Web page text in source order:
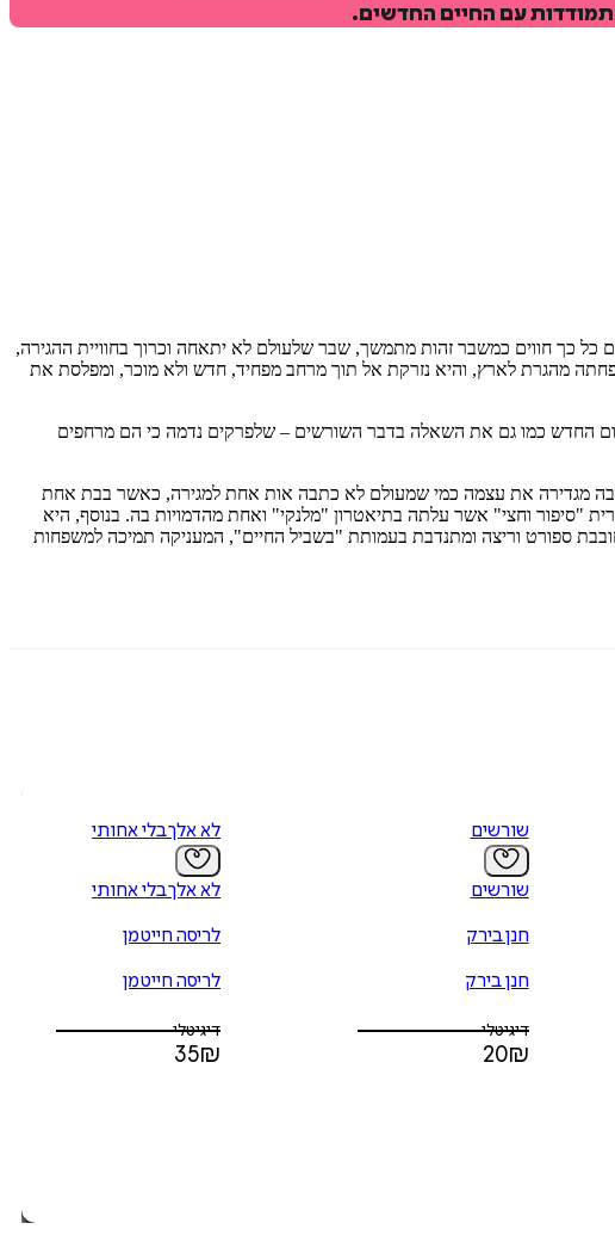
עם החיים החדשים.
כך חווים כמשבר זהות מתמשך, שבר שלעולם לא יתאחה וכרוך בחוויית ההגירה,
מהגרת לארץ, והיא נזרקת אל תוך מרחב מפחיד, חדש ולא מוכר, ומפלסת את
החדש כמו גם את השאלה בדבר השורשים – שלפרקים נדמה כי הם מרחפים
מגדירה את עצמה כמי שמעולם לא כתבה אות אחת למגירה, כאשר בבת אחת
11, וכן הייתה אחת מהיוצרות של ההצגה הדוקומנטרית "סיפור וחצי" אשר עלתה בתיאטרון "מלנקי" ואחת מהדמויות בה. בנוסף, היא
ספורט וריצה ומתנדבת בעמותת "בשביל החיים", המעניקה תמיכה למשפחות
שורשים
שורשים
חנן בירק
חנן בירק
דיגיטלי
20₪
לא אלך בלי אחותי
לא אלך בלי אחותי
לריסה חייטמן
לריסה חייטמן
דיגיטלי
35₪